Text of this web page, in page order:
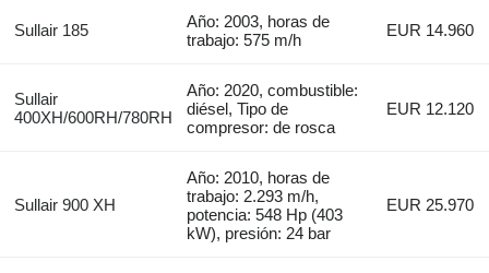
Sullair 185
Año: 2003, horas de
trabajo: 575 m/h
EUR 14.960
Sullair
400XH/600RH/780RH
Año: 2020, combustible:
diésel, Tipo de
compresor: de rosca
EUR 12.120
Sullair 900 XH
Año: 2010, horas de
trabajo: 2.293 m/h,
potencia: 548 Hp (403
kW), presión: 24 bar
EUR 25.970